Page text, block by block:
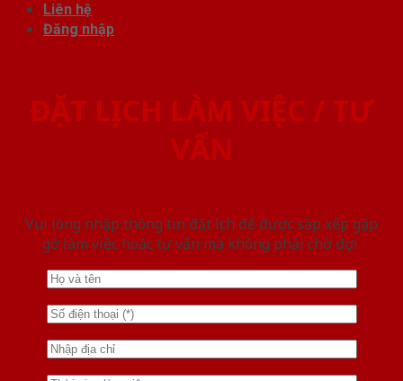
Liên hệ
Đăng nhập
ĐẶT LỊCH LÀM VIỆC / TƯ
VẤN
Vui lòng nhập thông tin đặt lịch để được sắp xếp gặp
gỡ làm việc hoăc tư vấn mà không phải chờ đợi.